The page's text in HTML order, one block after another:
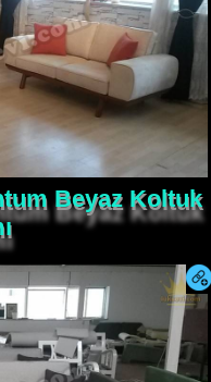
Beyaz Koltuk